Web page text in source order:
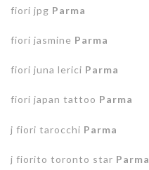
fiori jpg Parma
fiori jasmine Parma
fiori juna lerici Parma
fiori japan tattoo Parma
j fiori tarocchi Parma
j fiorito toronto star Parma